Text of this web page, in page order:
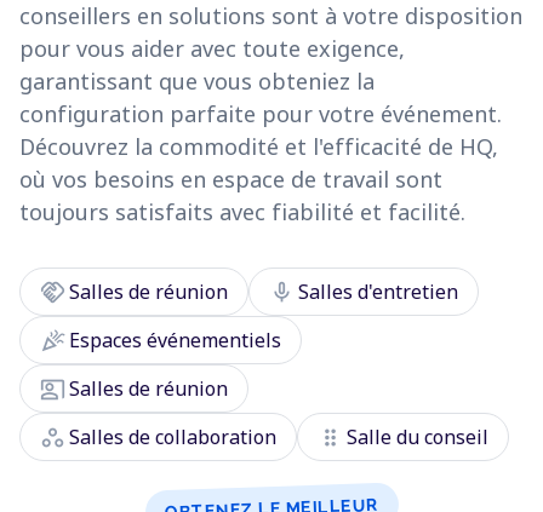
conseillers en solutions sont à votre disposition
pour vous aider avec toute exigence,
garantissant que vous obteniez la
configuration parfaite pour votre événement.
Découvrez la commodité et l'efficacité de HQ,
où vos besoins en espace de travail sont
toujours satisfaits avec fiabilité et facilité.
handshakeSalles de réunion mic Salles d'entretien
celebrationEspaces événementiels
co_presentSalles de réunion
workspaces Salles de collaboration drag_indicator Salle du conseil